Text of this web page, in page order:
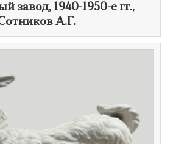
завод, 1940-1950-е гг.,
А.Г.